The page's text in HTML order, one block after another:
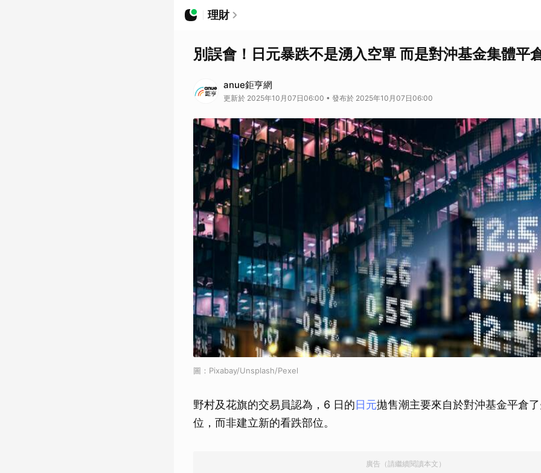
理財
別誤會！日元暴跌不是湧入空單 而是對沖基金集體平
anue鉅亨網
更新於 2025年10月07日06:00 • 發布於 2025年10月07日06:00
圖：Pixabay/Unsplash/Pexel
野村及花旗的交易員認為，6 日的日元拋售潮主要來自於對沖基金平倉
位，而非建立新的看跌部位。
廣告（請繼續閱讀本文）